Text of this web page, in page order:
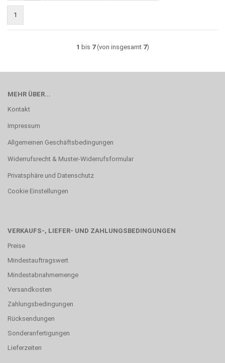
1
1 bis 7(von insgesamt 7)
MEHR ÜBER...
Kontakt
Impressum
Allgemeinen Geschäftsbedingungen
Widerrufsrecht & Muster-Widerrufsformular
Privatsphäre und Datenschutz
Cookie Einstellungen
VERKAUFS-, LIEFER- UND ZAHLUNGSBEDINGUNGEN
Preise
Mindestauftragswert
Mindestabnahmemenge
Versandkosten
Zahlungsbedingungen
Rücksendungen
Sonderanfertigungen
Lieferzeiten